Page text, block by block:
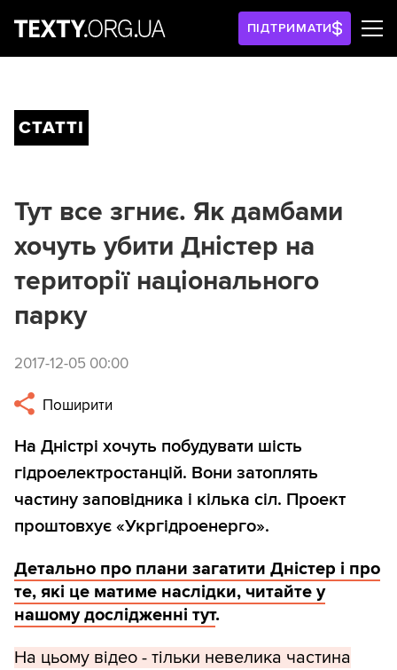
ПІДТРИМАТИ
СТАТТІ
Тут все згниє. Як дамбами
хочуть убити Дністер на
території національного
парку
2017-12-05 00:00
Поширити
На Дністрі хочуть побудувати шість
гідроелектростанцій. Вони затоплять
частину заповідника і кілька сіл. Проект
проштовхує «Укргідроенерго».
Детально про плани загатити Дністер і про
те, які це матиме наслідки, читайте у
нашому дослідженні тут.
На цьому відео - тільки невелика частина